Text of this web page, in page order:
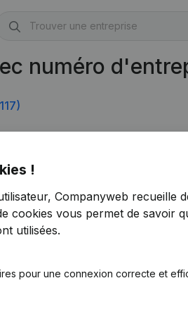
numéro
!
Companyweb recueille
cookies vous permet de savoir
utilisées.
pour une connexion correcte et